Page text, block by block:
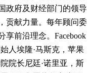
政府及财经部门的领导
贡献力量。每年顾问委
享前沿理念。Facebook
人埃隆·马斯克，苹果
院长尼廷·诺里亚，斯